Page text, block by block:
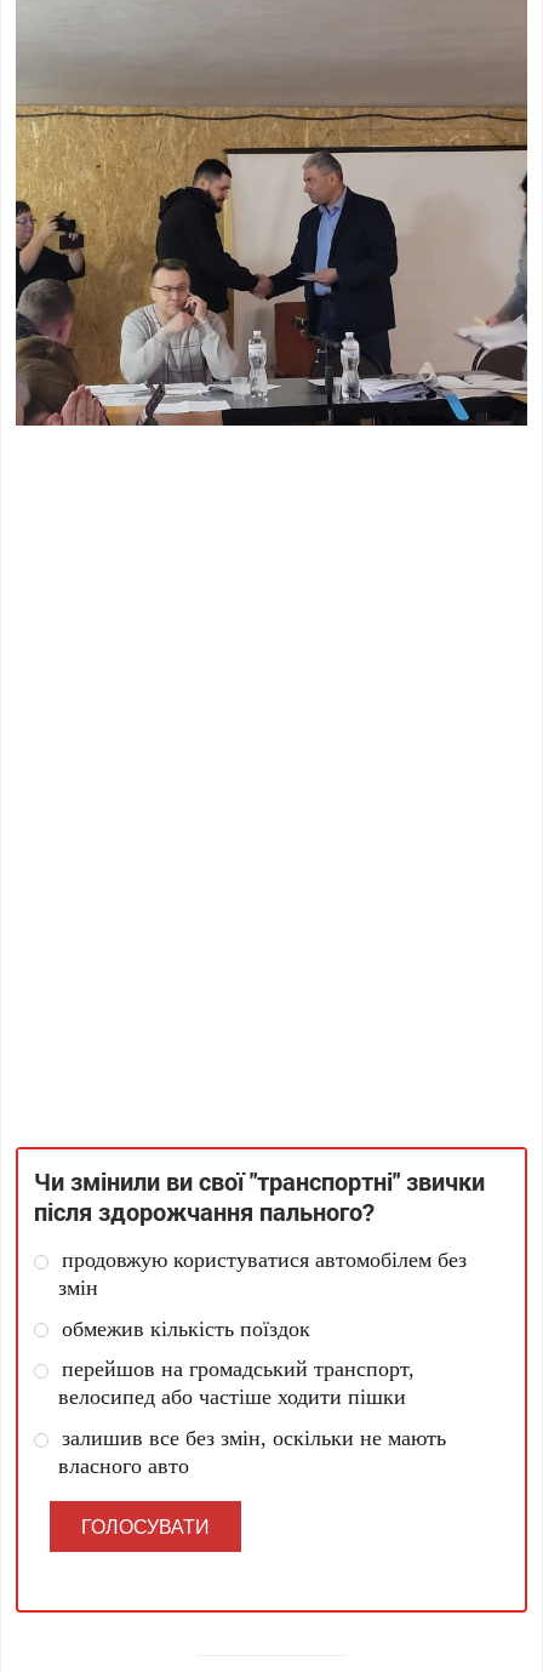
Чи змінили ви свої "транспортні" звички
після здорожчання пального?
продовжую користуватися автомобілем без
змін
обмежив кількість поїздок
перейшов на громадський транспорт,
велосипед або частіше ходити пішки
залишив все без змін, оскільки не мають
власного авто